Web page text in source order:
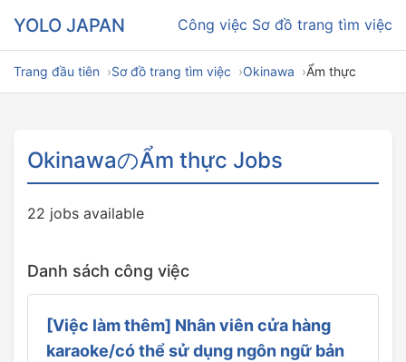
YOLO JAPAN Công việc Sơ đồ trang tìm việc
Trang đầu tiên Sơ đồ trang tìm việc Okinawa Ẩm thực
OkinawaのẨm thực Jobs
22 jobs available
Danh sách công việc
[Việc làm thêm] Nhân viên cửa hàng
karaoke/có thể sử dụng ngôn ngữ bản